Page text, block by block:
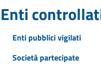
Enti
Enti pubblici vigilati
Società partecipate